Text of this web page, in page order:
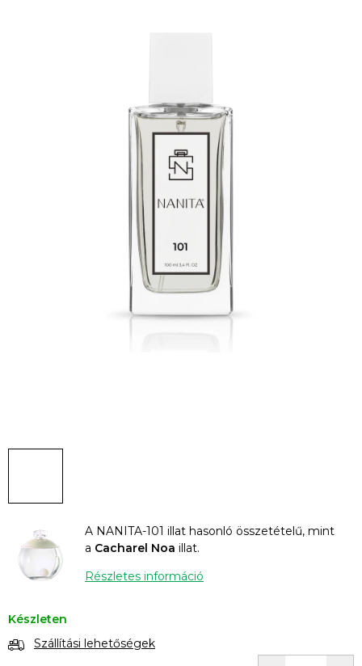
A NANITA-101 illat hasonló összetételű, mint
a Cacharel Noa illat.
Részletes információ
Készleten
Szállítási lehetőségek